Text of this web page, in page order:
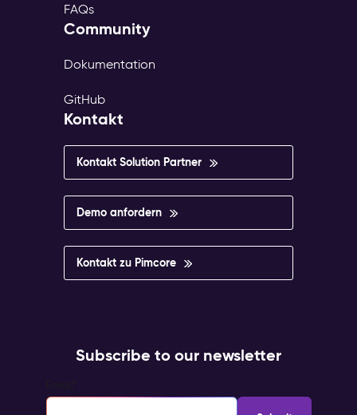
FAQs
Community
Dokumentation
GitHub
Kontakt
Kontakt Solution Partner
Demo anfordern
Kontakt zu Pimcore
Subscribe to our newsletter